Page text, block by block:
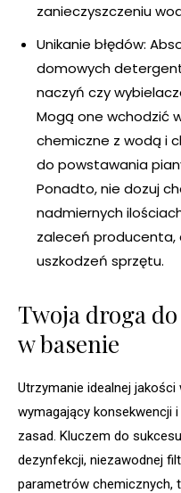
zanieczyszczeniu
Unikanie błędów:
domowych
naczyń czy
Mogą one wchodzić
chemiczne z wodą i
do powstawania
Ponadto, nie dozuj
nadmiernych
zaleceń producenta,
uszkodzeń sprzętu.
Twoja droga
w basenie
Utrzymanie idealnej
wymagający konsekwencji
zasad. Kluczem do
dezynfekcji, niezawodnej
parametrów chemicznych,